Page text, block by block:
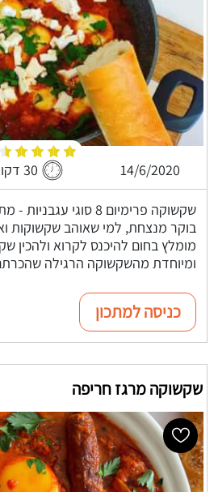
14/6/2020 30 דקות
שקשוקה פרימיום 8 סוגי
בוקר מנצחת, למי שאוהב שקשוקות
מומלץ בחום להיכנס לקרוא ולהכין
ומיוחדת מהשקשוקה הרגילה
כניסה למתכון
שקשוקה מרגז חריפה